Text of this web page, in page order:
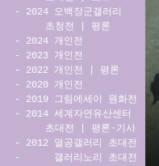
-
2024 오백장군갤러리
초청전
평론
-
2024 개인전
-
2023 개인전
-
2022 개인전
평론
-
2020 개인전
-
2019 그림에세이 원화전
-
2014 세계자연유산센터
초대전
평론·기사
-
2012 열공갤러리 초대전
-
갤러리노리 초대전